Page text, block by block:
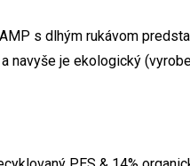
s dlhým rukávom
navyše je ekologický